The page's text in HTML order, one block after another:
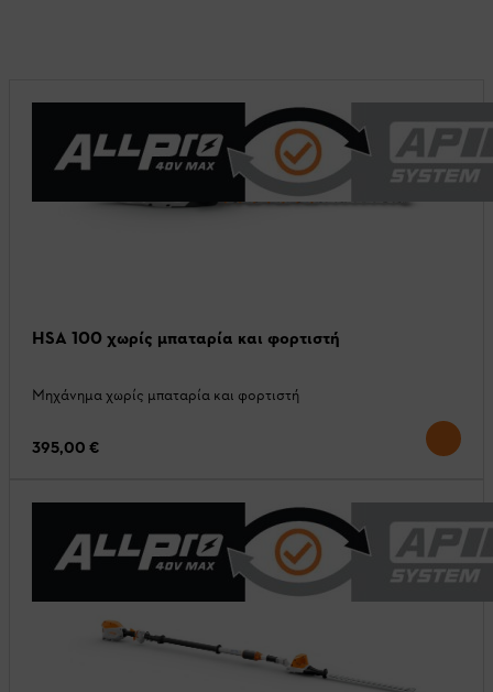
HSA 100 χωρίς μπαταρία και φορτιστή
Μηχάνημα χωρίς μπαταρία και φορτιστή
395,00 €